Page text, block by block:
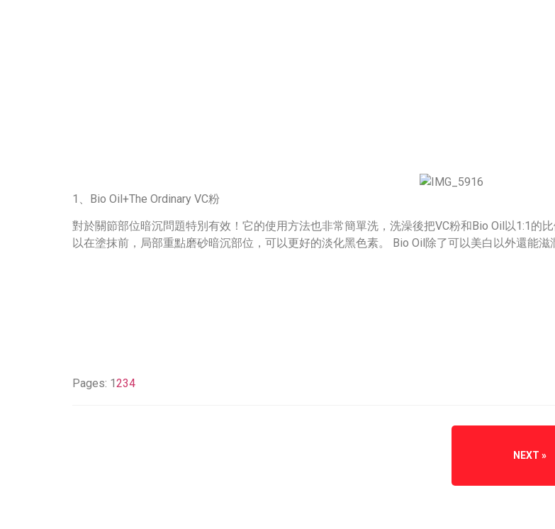
1、Bio Oil+The Ordinary VC粉
對於關節部位暗沉問題特別有效！它的使用方法也非常簡單洗，洗澡後把VC粉和Bio Oil以1:1的
以在塗抹前，局部重點磨砂暗沉部位，可以更好的淡化黑色素。 Bio Oil除了可以美白以外還能滋
Pages: 1234
NEXT